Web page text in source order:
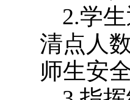
2.学
清点人
师生安